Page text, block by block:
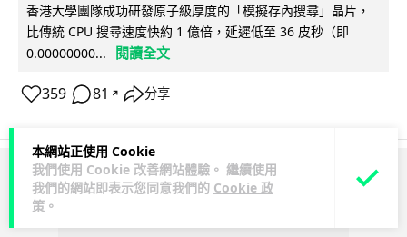
本網站正使用 Cookie
我們使用 Cookie 改善網站體驗。 繼續使用
我們的網站即表示您同意我們的 Cookie 政
策 。
香港大學團隊成功研發原子級厚度的「模擬存內搜尋」晶片，
比傳統 CPU 搜尋速度快約 1 億倍，延遲低至 36 皮秒（即
0.00000000...
閱讀全文
359 81 ↗ 分享
ADVERTISEMENT